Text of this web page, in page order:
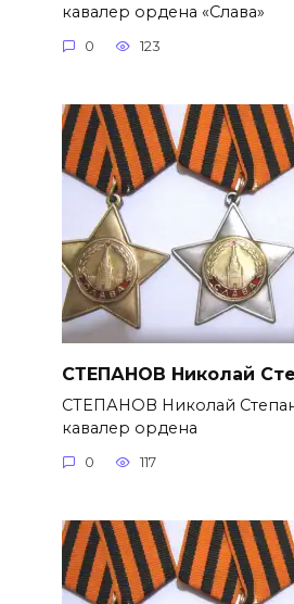
кавалер ордена «Слава»
0 123
СТЕПАНОВ Николай
СТЕПАНОВ Николай
кавалер ордена
0 117